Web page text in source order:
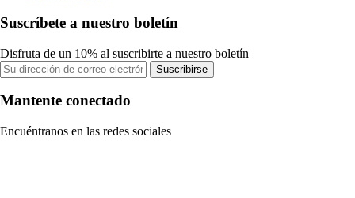
Suscríbete a nuestro boletín
Disfruta de un 10% al suscribirte a nuestro boletín
Suscribirse
Mantente conectado
Encuéntranos en las redes sociales